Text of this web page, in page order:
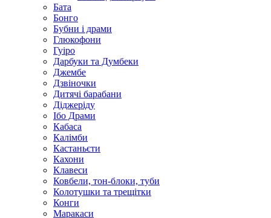
Бата
Бонго
Бубни і драми
Глюкофони
Гуіро
Дарбуки та Думбеки
Джембе
Дзвіночки
Дитячі барабани
Діджеріду
Ібо Драми
Кабаса
Калімби
Кастаньєти
Кахони
Клавеси
Ковбели, тон-блоки, туби
Колотушки та трещітки
Конги
Маракаси